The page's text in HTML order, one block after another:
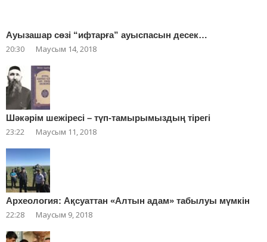
Ауызашар сөзі “ифтарға” ауыспасын десек…
20:30 Маусым 14, 2018
Шәкәрім шежіресі – түп-тамырымыздың тірегі
23:22 Маусым 11, 2018
Археология: Ақсуаттан «Алтын адам» табылуы мүмкін
22:28 Маусым 9, 2018